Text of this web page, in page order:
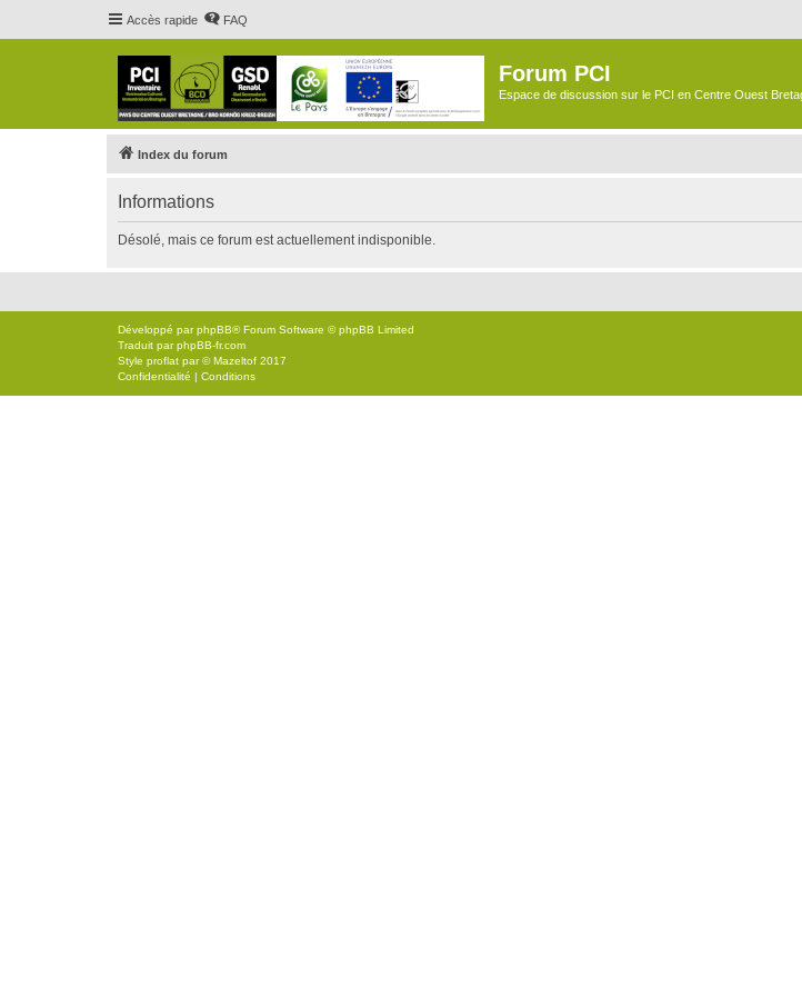
Accès rapide FAQ
Forum PCI
Espace de discussion sur le PCI en Centre Ouest
Index du forum
Informations
Désolé, mais ce forum est actuellement indisponible.
Développé parphpBB® Forum Software © phpBB Limited
Traduit parphpBB-fr.com
Style proflat par ©Mazeltof 2017
Confidentialité | Conditions